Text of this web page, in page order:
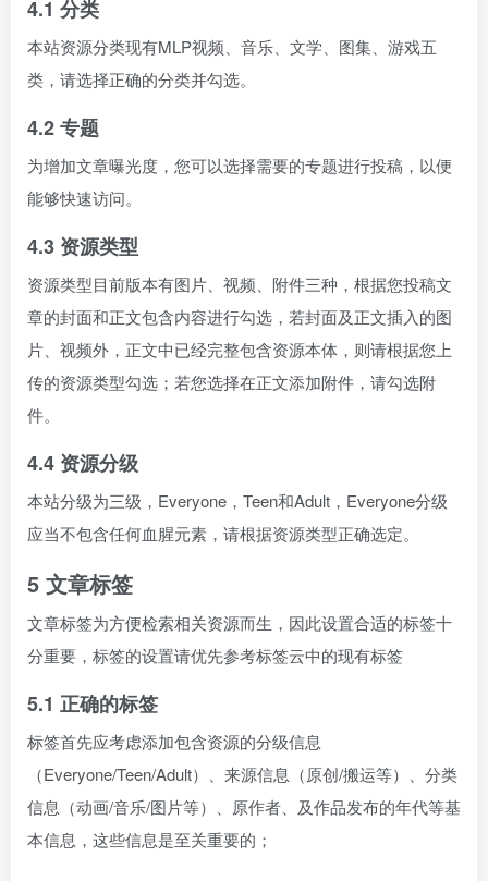
4.1 分类
本站资源分类现有MLP视频、音乐、文学、图集、游戏五
类，请选择正确的分类并勾选。
4.2 专题
为增加文章曝光度，您可以选择需要的专题进行投稿，以便
能够快速访问。
4.3 资源类型
资源类型目前版本有图片、视频、附件三种，根据您投稿文
章的封面和正文包含内容进行勾选，若封面及正文插入的图
片、视频外，正文中已经完整包含资源本体，则请根据您上
传的资源类型勾选；若您选择在正文添加附件，请勾选附
件。
4.4 资源分级
本站分级为三级，Everyone，Teen和Adult，Everyone分级
应当不包含任何血腥元素，请根据资源类型正确选定。
5 文章标签
文章标签为方便检索相关资源而生，因此设置合适的标签十
分重要，标签的设置请优先参考标签云中的现有标签
5.1 正确的标签
标签首先应考虑添加包含资源的分级信息
（Everyone/Teen/Adult）、来源信息（原创/搬运等）、分类
信息（动画/音乐/图片等）、原作者、及作品发布的年代等基
本信息，这些信息是至关重要的；